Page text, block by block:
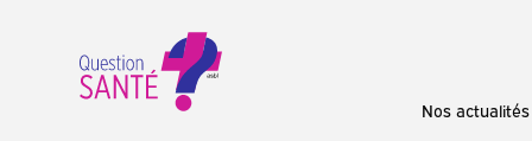
Nos actualités